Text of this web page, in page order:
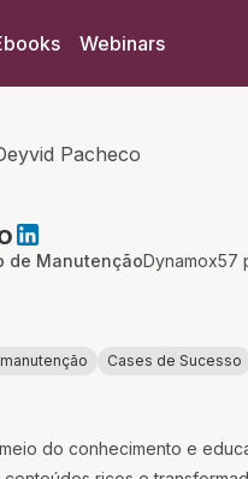
Webinars
Pacheco
de ManutençãoDynamox57
Cases de Sucesso
do conhecimento e